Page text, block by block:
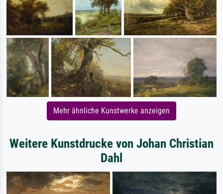
Mehr ähnliche Kunstwerke anzeigen
Weitere Kunstdrucke von Johan Christian
Dahl